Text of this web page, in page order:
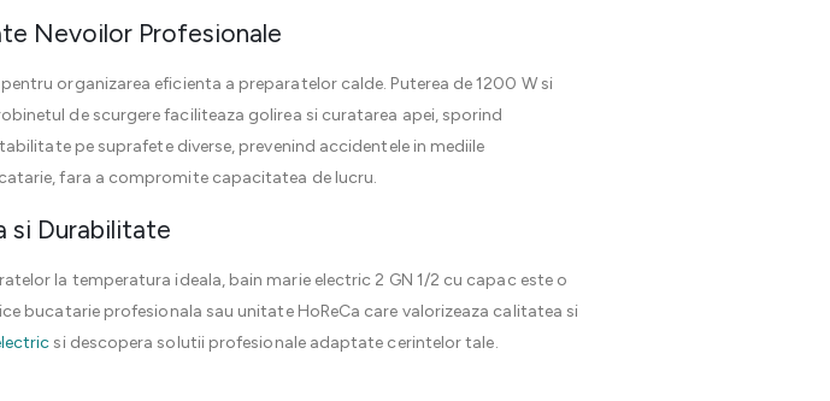
Nevoilor Profesionale
organizarea eficienta a preparatelor calde. Puterea de 1200 W si
de scurgere faciliteaza golirea si curatarea apei, sporind
pe suprafete diverse, prevenind accidentele in mediile
fara a compromite capacitatea de lucru.
si Durabilitate
la temperatura ideala, bain marie electric 2 GN 1/2 cu capac este o
bucatarie profesionala sau unitate HoReCa care valorizeaza calitatea si
si descopera solutii profesionale adaptate cerintelor tale.